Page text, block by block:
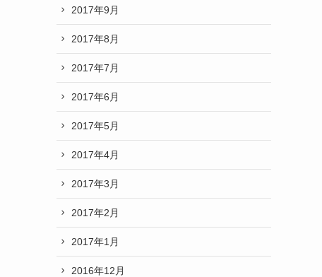
2017年9月
2017年8月
2017年7月
2017年6月
2017年5月
2017年4月
2017年3月
2017年2月
2017年1月
2016年12月